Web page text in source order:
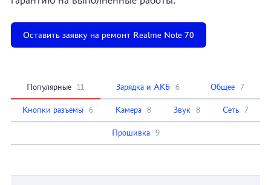
Оставить заявку на ремонт Realme Note 70
Популярные 11 Зарядка и АКБ 6 Общее 7
Кнопки разъемы 6 Камера 8 Звук 8 Сеть 7
Прошивка 9